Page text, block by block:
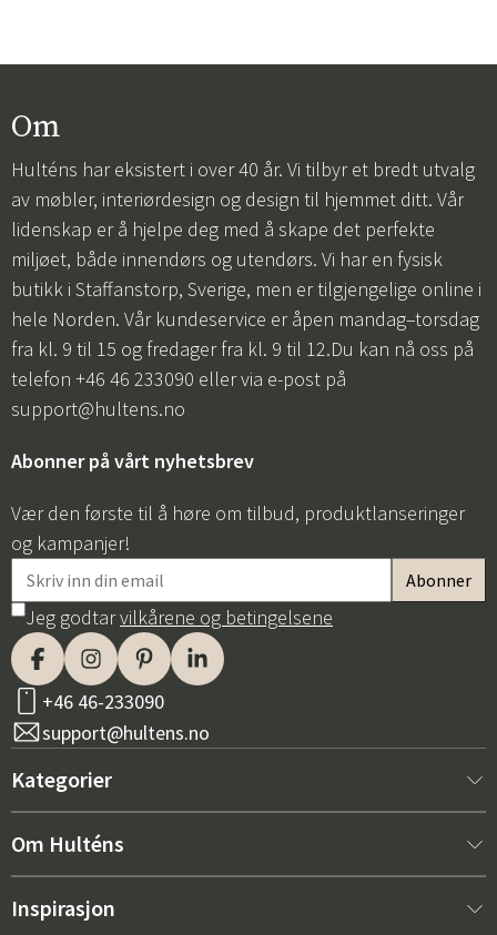
Om
Hulténs har eksistert i over 40 år. Vi tilbyr et bredt utvalg
av møbler, interiørdesign og design til hjemmet ditt. Vår
lidenskap er å hjelpe deg med å skape det perfekte
miljøet, både innendørs og utendørs. Vi har en fysisk
butikk i Staffanstorp, Sverige, men er tilgjengelige online i
hele Norden. Vår kundeservice er åpen mandag–torsdag
fra kl. 9 til 15 og fredager fra kl. 9 til 12.Du kan nå oss på
telefon +46 46 233090 eller via e-post på
support@hultens.no
Abonner på vårt nyhetsbrev
Vær den første til å høre om tilbud, produktlanseringer
og kampanjer!
Jeg godtarvilkårene og betingelsene
+46 46-233090
support@hultens.no
Kategorier
Nytt hos oss
Om Hulténs
Om Hulténs
Inspirasjon